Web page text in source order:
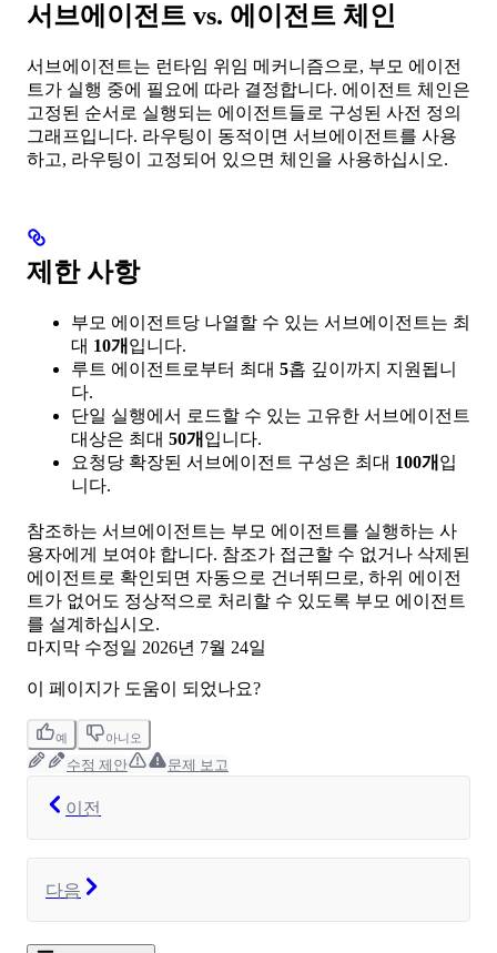
서브에이전트 vs. 에이전트 체인
서브에이전트는 런타임 위임 메커니즘으로, 부모 에이전
트가 실행 중에 필요에 따라 결정합니다. 에이전트 체인은
고정된 순서로 실행되는 에이전트들로 구성된 사전 정의
그래프입니다. 라우팅이 동적이면 서브에이전트를 사용
하고, 라우팅이 고정되어 있으면 체인을 사용하십시오.
제한 사항
부모 에이전트당 나열할 수 있는 서브에이전트는 최
대 10개 입니다.
루트 에이전트로부터 최대 5홉 깊이까지 지원됩니
다.
단일 실행에서 로드할 수 있는 고유한 서브에이전트
대상은 최대 50개 입니다.
요청당 확장된 서브에이전트 구성은 최대 100개 입
니다.
참조하는 서브에이전트는 부모 에이전트를 실행하는 사
용자에게 보여야 합니다. 참조가 접근할 수 없거나 삭제된
에이전트로 확인되면 자동으로 건너뛰므로, 하위 에이전
트가 없어도 정상적으로 처리할 수 있도록 부모 에이전트
를 설계하십시오.
마지막 수정일 2026년 7월 24일
이 페이지가 도움이 되었나요?
예 아니오
수정 제안 문제 보고
이전
다음